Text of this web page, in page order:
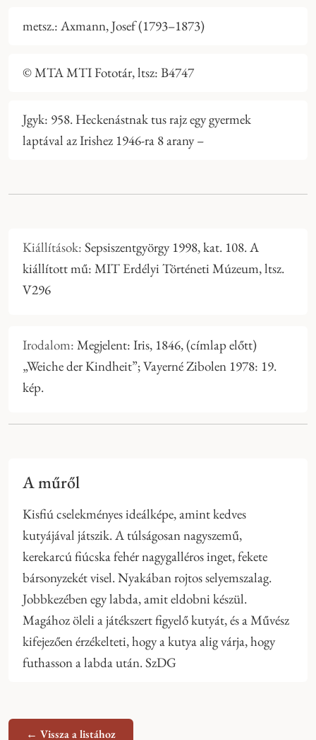
metsz.: Axmann, Josef (1793–1873)
© MTA MTI Fototár, ltsz: B4747
Jgyk: 958. Heckenástnak tus rajz egy gyermek
laptával az Irishez 1946-ra 8 arany –
Kiállítások: Sepsiszentgyörgy 1998, kat. 108. A
kiállított mű: MIT Erdélyi Történeti Múzeum, ltsz.
V296
Irodalom: Megjelent: Iris, 1846, (címlap előtt)
„Weiche der Kindheit”; Vayerné Zibolen 1978: 19.
kép.
A műről
Kisfiú cselekményes ideálképe, amint kedves
kutyájával játszik. A túlságosan nagyszemű,
kerekarcú fiúcska fehér nagygalléros inget, fekete
bársonyzekét visel. Nyakában rojtos selyemszalag.
Jobbkezében egy labda, amit eldobni készül.
Magához öleli a játékszert figyelő kutyát, és a Művész
kifejezően érzékelteti, hogy a kutya alig várja, hogy
futhasson a labda után. SzDG
← Vissza a listához